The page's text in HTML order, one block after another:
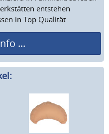
entstehen
in Top Qualität.
...